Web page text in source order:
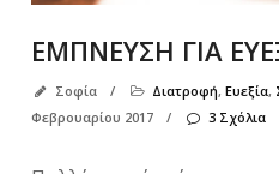
ΕΜΠΝΕΥΣΗ ΓΙΑ
Σοφία / Διατροφή,Ευεξία,
Φεβρουαρίου 2017
/ 3 Σχόλια